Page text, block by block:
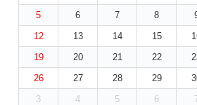
5
6 7 8
12
13 14 15
19
20 21 22
26
27 28 29
3
4 5 6